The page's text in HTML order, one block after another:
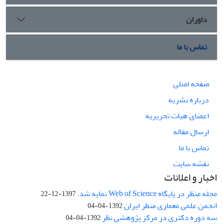
داوران
تماس با ما
صفحه اصلی
درباره نشریه
اعضای هیات تحریریه
ارسال مقاله
تماس با ما
نقشه سایت
اخبار و اعلانات
مجله منظر در پایگاه Web of Science نمایه شد. 1397-12-22
انجمن علمی معماری منظر ایران1392-04-04
سه دوره دکتری در مرکز پژوهشی نظر1392-04-04